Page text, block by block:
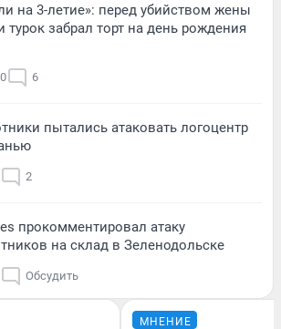
на 3-летие»: перед убийством жены
турок забрал торт на день рождения
6
пытались атаковать логоцентр
2
прокомментировал атаку
на склад в Зеленодольске
Обсудить
МНЕНИЕ